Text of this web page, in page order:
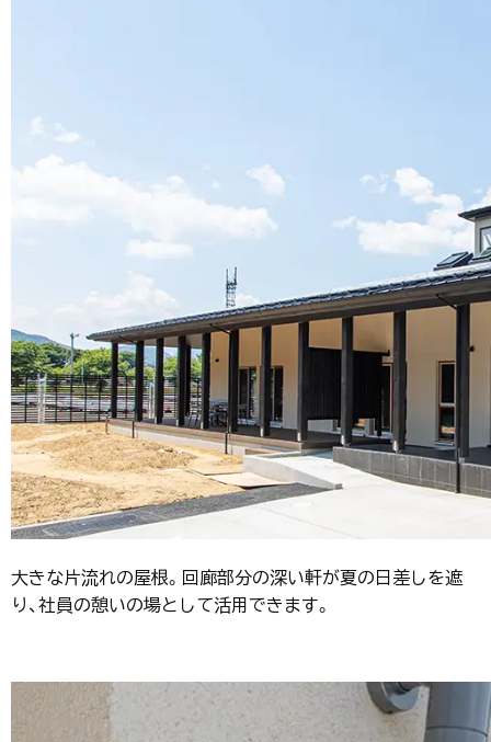
大きな片流れの屋根。回廊部分の深い軒が夏の日差しを遮
り、社員の憩いの場として活用できます。